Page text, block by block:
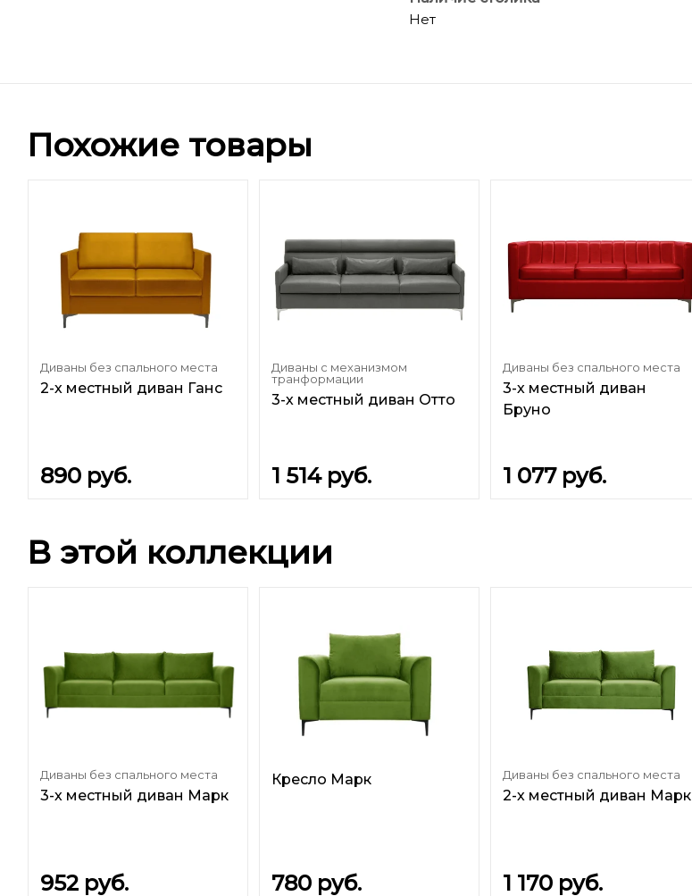
Нет
Похожие товары
Диваны без спального места
2-х местный диван Ганс
890 руб.
Диваны с механизмом
транформации
3-х местный диван Отто
1 514 руб.
Диваны без спального места
3-х местный диван
Бруно
1 077 руб.
В этой коллекции
Диваны без спального места
3-х местный диван Марк
952 руб.
Кресло Марк
780 руб.
Диваны без спального места
2-х местный диван Марк
1 170 руб.